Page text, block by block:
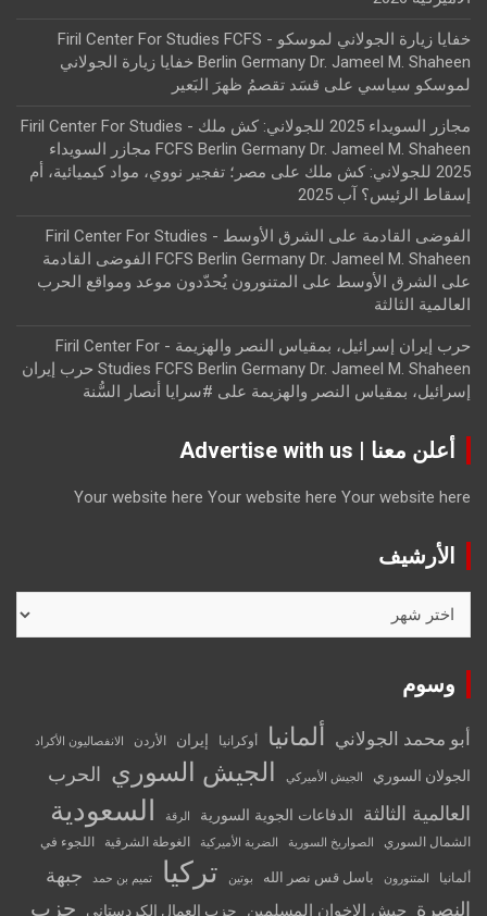
خفايا زيارة الجولاني لموسكو - Firil Center For Studies FCFS
Berlin Germany Dr. Jameel M. Shaheen خفايا زيارة الجولاني
لموسكو سياسي على قسَد تقصمُ ظهرَ البَعير
مجازر السويداء 2025 للجولاني: كش ملك - Firil Center For Studies
FCFS Berlin Germany Dr. Jameel M. Shaheen مجازر السويداء
2025 للجولاني: كش ملك
على مصر؛ تفجير نووي، مواد كيميائية، أم
إسقاط الرئيس؟ آب 2025
الفوضى القادمة على الشرق الأوسط - Firil Center For Studies
FCFS Berlin Germany Dr. Jameel M. Shaheen الفوضى القادمة
على الشرق الأوسط على
المتنورون يُحدّدون موعد ومواقع الحرب
العالمية الثالثة
حرب إيران إسرائيل، بمقياس النصر والهزيمة - Firil Center For
Studies FCFS Berlin Germany Dr. Jameel M. Shaheen حرب إيران
إسرائيل، بمقياس النصر والهزيمة على #سرايا أنصار السُّنة
أعلن معنا | Advertise with us
Your website here Your website here Your website here
الأرشيف
وسوم
أبو محمد الجولاني ألمانيا أوكرانيا إيران الأردن الانفصاليون الأكراد
الجولان السوري الجيش الأميركي الجيش السوري الحرب
العالمية الثالثة
الدفاعات الجوية السورية الرقة السعودية
الشمال السوري الصواريخ السورية الضربة الأميركية الغوطة الشرقية اللجوء في
ألمانيا المتنورون باسل قس نصر الله بوتين تركيا تميم بن حمد
جبهة
النصرة
جيش الإخوان المسلمين حزب العمال الكردستاني حزب